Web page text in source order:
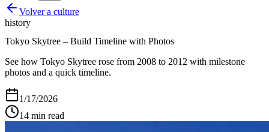
Volver a culture
history
Tokyo Skytree – Build Timeline with Photos
See how Tokyo Skytree rose from 2008 to 2012 with milestone
photos and a quick timeline.
1/17/2026
14 min read